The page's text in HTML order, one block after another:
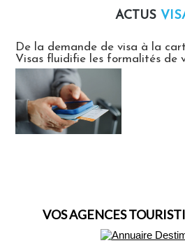
ACTUS
De la demande de visa à la
Visas fluidifie les formalités de
VOS AGENCES